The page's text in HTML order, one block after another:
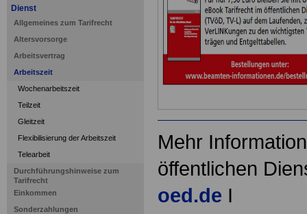
Dienst
Allgemeines zum Tarifrecht
Altersvorsorge
Arbeitsvertrag
Arbeitszeit
Wochenarbeitszeit
Teilzeit
Gleitzeit
Flexibilisierung der Arbeitszeit
Telearbeit
Durchführungshinweise zum
Tarifrecht
Einkommen
Sonderzahlungen
Mehr
öffentlichen
oed.de I